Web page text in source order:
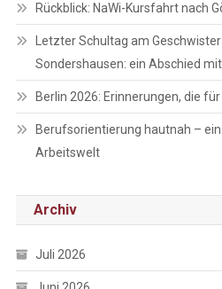
Rückblick: NaWi-Kursfahrt nach
Letzter Schultag am
Sondershausen: ein Abschied
Berlin 2026: Erinnerungen, die
Berufsorientierung hautnah –
Arbeitswelt
Archiv
Juli 2026